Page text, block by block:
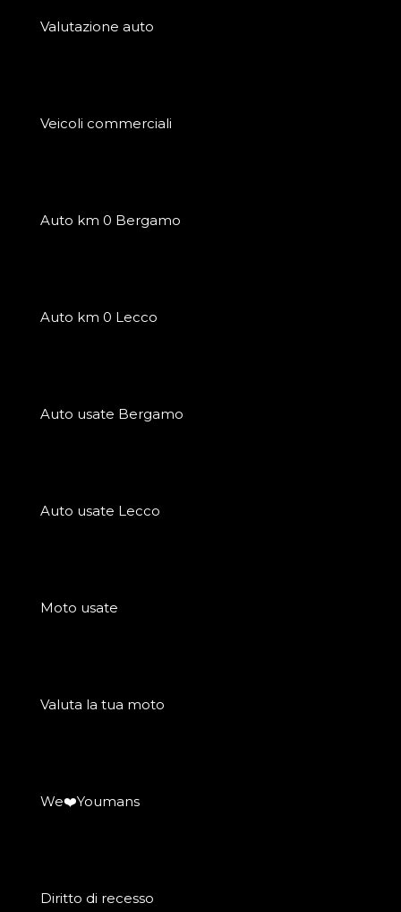
Valutazione auto
Veicoli commerciali
Auto km 0 Bergamo
Auto km 0 Lecco
Auto usate Bergamo
Auto usate Lecco
Moto usate
Valuta la tua moto
We❤️Youmans
Diritto di recesso